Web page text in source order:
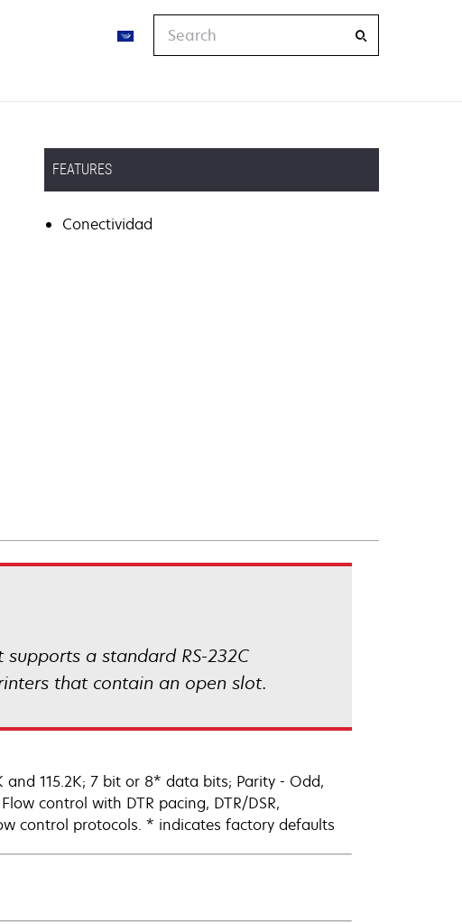
FEATURES
Conectividad
a standard RS-232C
that contain an open slot.
and 115.2K; 7 bit or 8* data bits; Parity - Odd,
control with DTR pacing, DTR/DSR,
control protocols. * indicates factory defaults